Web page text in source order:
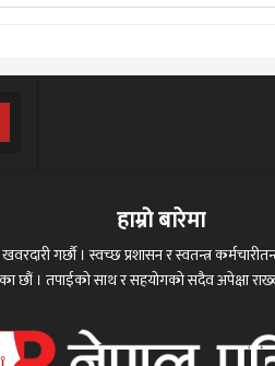
हाम्रो बारेमा
गर्छौ । स्वच्छ प्रशासन र स्वतन्त्र
छौं । तपाईको साथ र सहयोगको सदैव अपेक्षा